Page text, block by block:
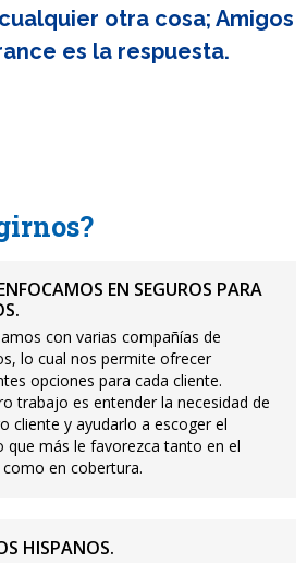
otra cosa; Amigos
es la respuesta.
EN SEGUROS PARA
con varias compañías de
lo cual nos permite ofrecer
opciones para cada cliente.
trabajo es entender la necesidad de
cliente y ayudarlo a escoger el
que más le favorezca tanto en el
en cobertura.
HISPANOS.